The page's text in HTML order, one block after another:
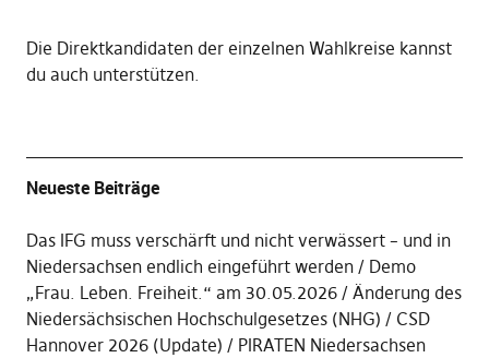
Die Direktkandidaten der einzelnen Wahlkreise kannst
du auch unterstützen.
Neueste Beiträge
Das IFG muss verschärft und nicht verwässert – und in
Niedersachsen endlich eingeführt werden
Demo
„Frau. Leben. Freiheit.“ am 30.05.2026
Änderung des
Niedersächsischen Hochschulgesetzes (NHG)
CSD
Hannover 2026 (Update)
PIRATEN Niedersachsen